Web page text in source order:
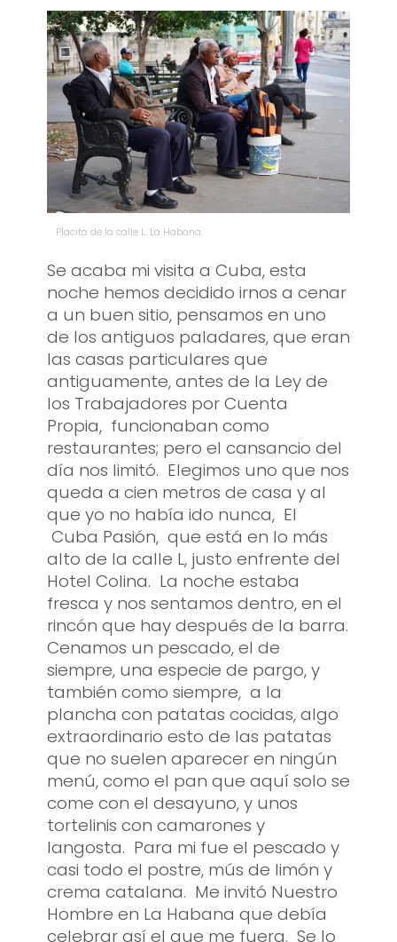
Placita de la calle L. La Habana.
Se acaba mi visita a Cuba, esta
noche hemos decidido irnos a cenar
a un buen sitio, pensamos en uno
de los antiguos paladares, que eran
las casas particulares que
antiguamente, antes de la Ley de
los Trabajadores por Cuenta
Propia, funcionaban como
restaurantes; pero el cansancio del
día nos limitó. Elegimos uno que nos
queda a cien metros de casa y al
que yo no había ido nunca, El
Cuba Pasión, que está en lo más
alto de la calle L, justo enfrente del
Hotel Colina. La noche estaba
fresca y nos sentamos dentro, en el
rincón que hay después de la barra.
Cenamos un pescado, el de
siempre, una especie de pargo, y
también como siempre, a la
plancha con patatas cocidas, algo
extraordinario esto de las patatas
que no suelen aparecer en ningún
menú, como el pan que aquí solo se
come con el desayuno, y unos
tortelinis con camarones y
langosta. Para mi fue el pescado y
casi todo el postre, mús de limón y
crema catalana. Me invitó Nuestro
Hombre en La Habana que debía
celebrar así el que me fuera. Se lo